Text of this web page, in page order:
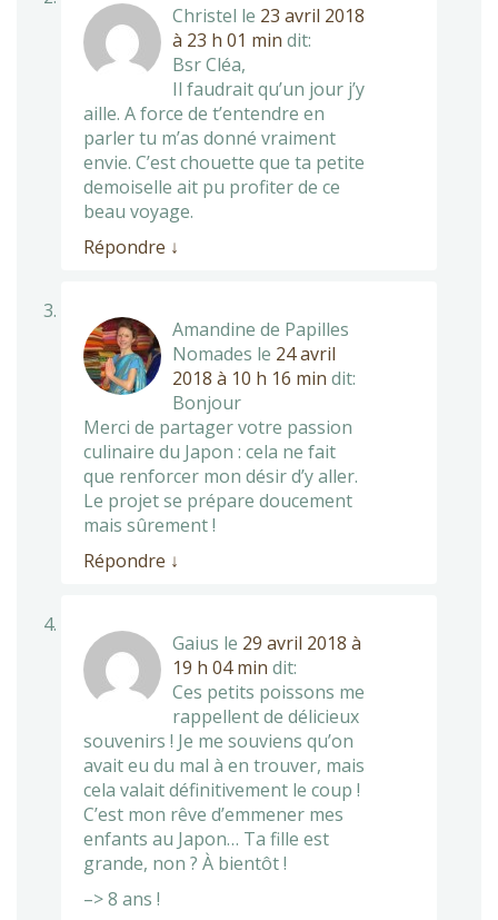
Christel le 23 avril 2018
à 23 h 01 min dit:
Bsr Cléa,
Il faudrait qu’un jour j’y
aille. A force de t’entendre en
parler tu m’as donné vraiment
envie. C’est chouette que ta petite
demoiselle ait pu profiter de ce
beau voyage.
Répondre ↓
Amandine de Papilles
Nomades le 24 avril
2018 à 10 h 16 min dit:
Bonjour
Merci de partager votre passion
culinaire du Japon : cela ne fait
que renforcer mon désir d’y aller.
Le projet se prépare doucement
mais sûrement !
Répondre ↓
Gaius le 29 avril 2018 à
19 h 04 min dit:
Ces petits poissons me
rappellent de délicieux
souvenirs ! Je me souviens qu’on
avait eu du mal à en trouver, mais
cela valait définitivement le coup !
C’est mon rêve d’emmener mes
enfants au Japon… Ta fille est
grande, non ? À bientôt !
–> 8 ans !